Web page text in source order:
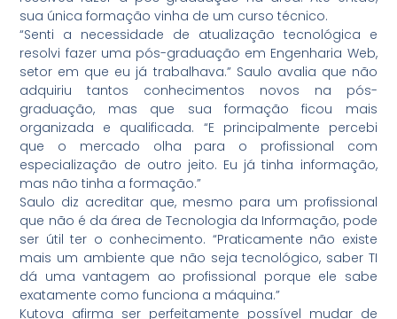
sua única formação vinha de um curso técnico.
“Senti a necessidade de atualização tecnológica e
resolvi fazer uma pós-graduação em Engenharia Web,
setor em que eu já trabalhava.” Saulo avalia que não
adquiriu tantos conhecimentos novos na pós-
graduação, mas que sua formação ficou mais
organizada e qualificada. “E principalmente percebi
que o mercado olha para o profissional com
especialização de outro jeito. Eu já tinha informação,
mas não tinha a formação.”
Saulo diz acreditar que, mesmo para um profissional
que não é da área de Tecnologia da Informação, pode
ser útil ter o conhecimento. “Praticamente não existe
mais um ambiente que não seja tecnológico, saber TI
dá uma vantagem ao profissional porque ele sabe
exatamente como funciona a máquina.”
Kutova afirma ser perfeitamente possível mudar de